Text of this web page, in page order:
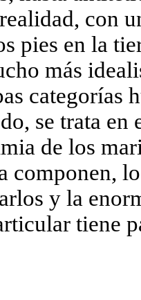
con
pies en la
más
categorías
se trata
de los
componen,
y la
tiene